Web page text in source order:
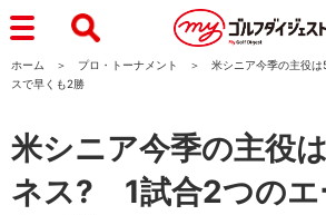
ホーム プロ・トーナメント
米シニア今季の主役
スで早くも2勝
米シニア今季の主役
ネス? 1試合2つのエ